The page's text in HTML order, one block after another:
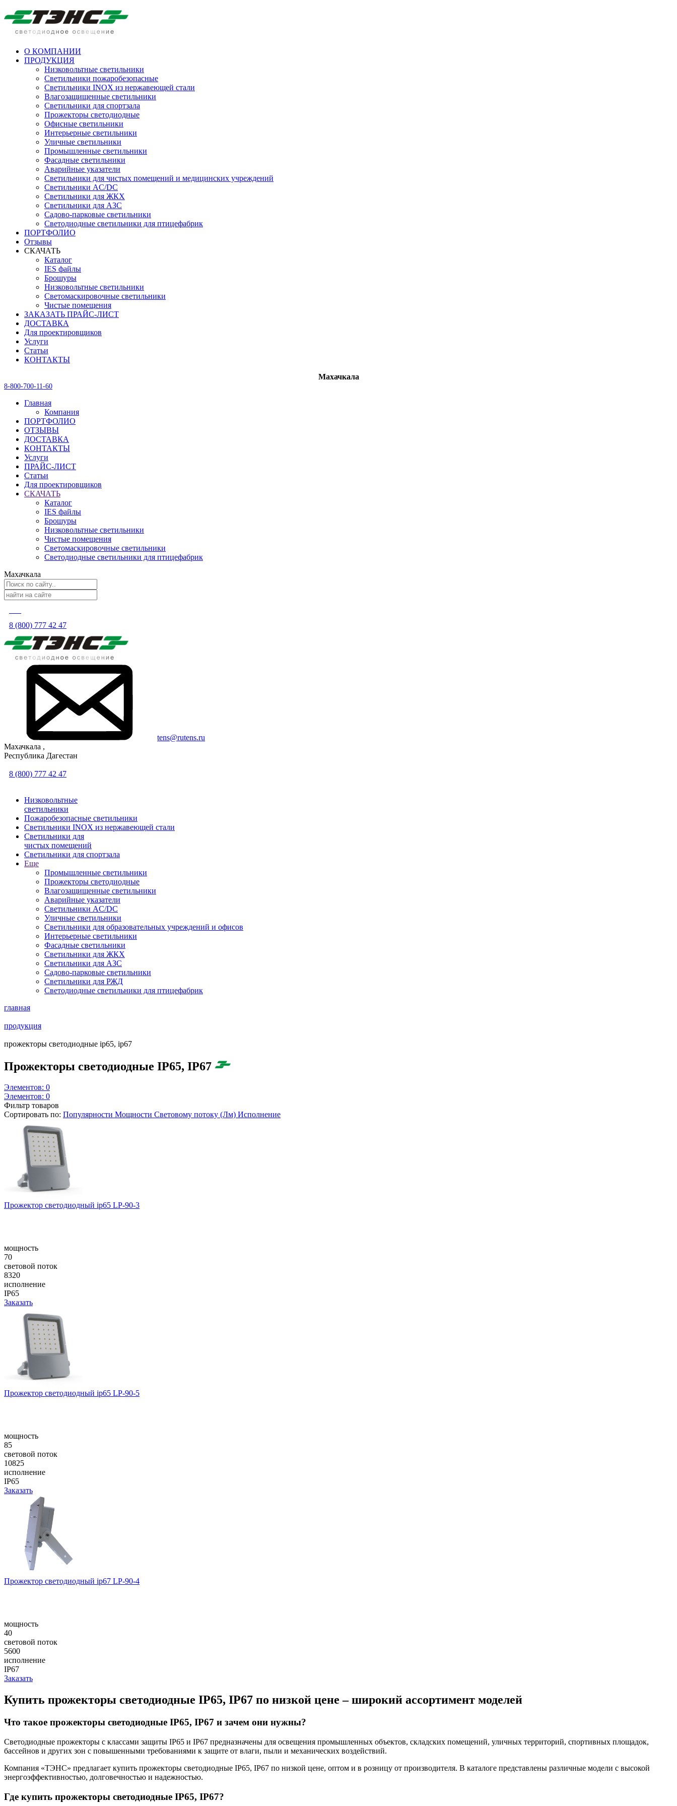
О КОМПАНИИ
ПРОДУКЦИЯ
Низковольтные светильники
Cветильники пожаробезопасные
Светильники INOX из нержавеющей стали
Влагозащищенные светильники
Светильники для спортзала
Прожекторы светодиодные
Офисные светильники
Интерьерные светильники
Уличные светильники
Промышленные светильники
Фасадные светильники
Аварийные указатели
Светильники для чистых помещений и медицинских учреждений
Светильники AC/DC
Светильники для ЖКХ
Светильники для АЗС
Садово-парковые светильники
Светодиодные светильники для птицефабрик
ПОРТФОЛИО
Отзывы
СКАЧАТЬ
Каталог
IES файлы
Брошуры
Низковольтные светильники
Светомаскировочные светильники
Чистые помещения
ЗАКАЗАТЬ ПРАЙС-ЛИСТ
ДОСТАВКА
Для проектировщиков
Услуги
Статьи
КОНТАКТЫ
Махачкала
8-800-700-11-60
Главная
Компания
ПОРТФОЛИО
ОТЗЫВЫ
ДОСТАВКА
КОНТАКТЫ
Услуги
ПРАЙС-ЛИСТ
Статьи
Для проектировщиков
СКАЧАТЬ
Каталог
IES файлы
Брошуры
Низковольтные светильники
Чистые помещения
Светомаскировочные светильники
Светодиодные светильники для птицефабрик
Махачкала
8 (800) 777 42 47
tens@rutens.ru
Махачкала ,
Республика Дагестан
8 (800) 777 42 47
Низковольтные
светильники
Пожаробезопасные светильники
Светильники INOX из нержавеющей стали
Светильники для
чистых помещений
Светильники для спортзала
Еще
Промышленные светильники
Прожекторы светодиодные
Влагозащищенные светильники
Аварийные указатели
Светильники AC/DC
Уличные светильники
Светильники для образовательных учреждений и офисов
Интерьерные светильники
Фасадные светильники
Светильники для ЖКХ
Светильники для АЗС
Садово-парковые светильники
Светильники для РЖД
Светодиодные светильники для птицефабрик
главная
продукция
прожекторы светодиодные ip65, ip67
Прожекторы светодиодные IP65, IP67
Элементов: 0
Элементов: 0
Фильтр товаров
Сортировать по: Популярности Мощности Световому потоку (Лм) Исполнение
Прожектор светодиодный ip65 LP-90-3
мощность
70
световой поток
8320
исполнение
IP65
Заказать
Прожектор светодиодный ip65 LP-90-5
мощность
85
световой поток
10825
исполнение
IP65
Заказать
Прожектор светодиодный ip67 LP-90-4
мощность
40
световой поток
5600
исполнение
IP67
Заказать
Купить прожекторы светодиодные IP65, IP67 по низкой цене – широкий ассортимент моделей
Что такое прожекторы светодиодные IP65, IP67 и зачем они нужны?
Светодиодные прожекторы с классами защиты IP65 и IP67 предназначены для освещения промышленных объектов, складских помещений, уличных территорий, спортивных площадок,
бассейнов и других зон с повышенными требованиями к защите от влаги, пыли и механических воздействий.
Компания «ТЭНС» предлагает купить прожекторы светодиодные IP65, IP67 по низкой цене, оптом и в розницу от производителя. В каталоге представлены различные модели с высокой
энергоэффективностью, долговечностью и надежностью.
Где купить прожекторы светодиодные IP65, IP67?